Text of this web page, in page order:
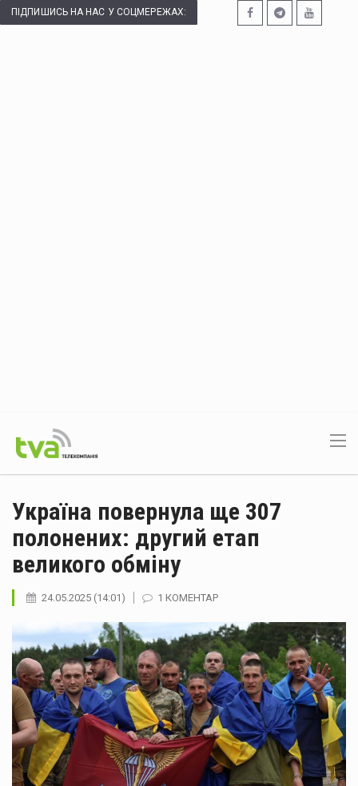
ПІДПИШИСЬ НА НАС У СОЦМЕРЕЖАХ:
Україна повернула ще 307
полонених: другий етап
великого обміну
24.05.2025 (14:01) 1 КОМЕНТАР